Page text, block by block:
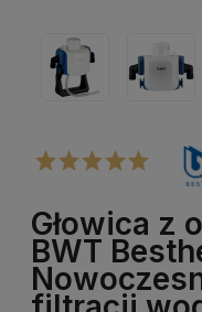
Głowica z
BWT